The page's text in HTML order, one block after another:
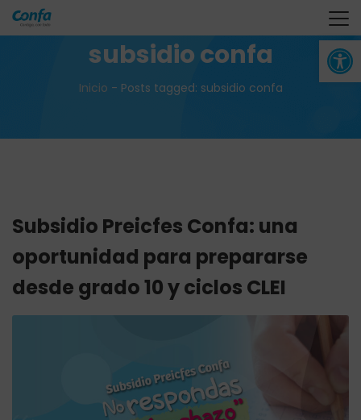
Abrir
subsidio confa
Inicio - Posts tagged: subsidio confa
Subsidio Preicfes Confa: una
oportunidad para prepararse
desde grado 10 y ciclos CLEI